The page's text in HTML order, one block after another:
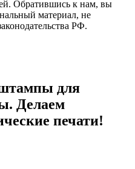
Обратившись к нам, вы
материал, не
РФ.
для
Делаем
печати!